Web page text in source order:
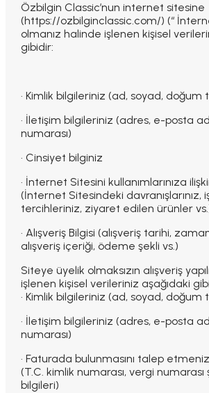
Özbilgin Classic’nun internet sitesine
(https://ozbilginclassic.com/) (“
olmanız halinde işlenen kişisel
gibidir:
· Kimlik bilgileriniz (ad, soyad, doğum
· İletişim bilgileriniz (adres, e-posta
numarası)
· Cinsiyet bilginiz
· İnternet Sitesini kullanımlarınıza
(İnternet Sitesindeki davranışlarınız,
tercihleriniz, ziyaret edilen ürünler
· Alışveriş Bilgisi (alışveriş tarihi,
alışveriş içeriği, ödeme şekli vs.)
Siteye üyelik olmaksızın alışveriş
işlenen kişisel verileriniz aşağıdaki
· Kimlik bilgileriniz (ad, soyad, doğum
· İletişim bilgileriniz (adres, e-posta
numarası)
· Faturada bulunmasını talep
(T.C. kimlik numarası, vergi numarası
bilgileri)